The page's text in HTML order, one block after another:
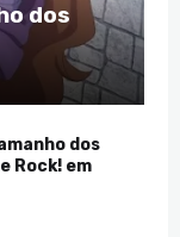
dos
dos
Rock! em